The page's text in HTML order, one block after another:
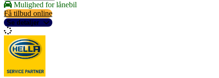
Mulighed for lånebil
Få tilbud online
Se detaljer